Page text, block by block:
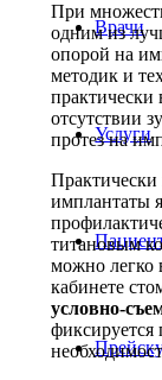
Врачи
Услуги
При
одним из
опорой на
методик и
практически
отсутствии
протез на
Практически
имплантаты
титановым
можно легко
кабинете
условно-